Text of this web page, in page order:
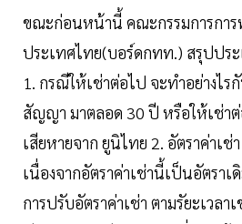
ขณะก่อนหน้านี้ คณะกรรมการการ
ประเทศไทย(บอร์ดกทท.) สรุปปร
1. กรณีให้เช่าต่อไป จะทำอย่างไร
สัญญา มาตลอด 30 ปี หรือให้เช่าต่
เสียหายจาก ยูนิไทย 2. อัตราค่าเ
เนื่องจากอัตราค่าเช่านี้เป็นอัตรา
การปรับอัตราค่าเช่า ตามรัยะเว